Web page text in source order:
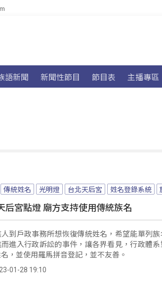
語新聞 新聞性節目 節目表 主播專區
傳統姓名 光明燈 台北天后宮 姓名登錄系統
后宮點燈 廟方支持使用傳統族名
到戶政事務所想恢復傳統姓名，希望能單列
進入行政訴訟的事件，讓各界看見，行政體
，並使用羅馬拼音登記，並不友善。
01-28 19:10